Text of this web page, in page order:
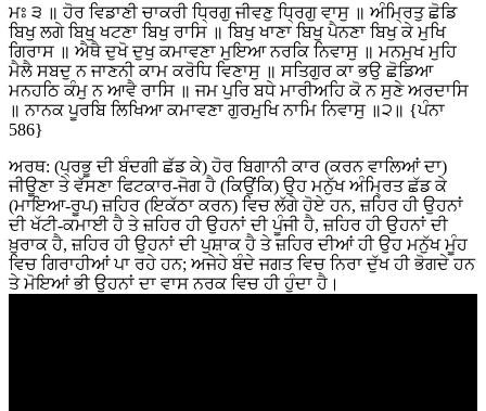
ਮਃ ੩ ॥ ਹੋਰ ਵਿਡਾਣੀ ਚਾਕਰੀ ਧ੍ਰਿਗੁ ਜੀਵਣੁ ਧ੍ਰਿਗੁ ਵਾਸੁ ॥ ਅੰਮ੍ਰਿਤੁ ਛੋਡਿ
ਬਿਖੁ ਲਗੇ ਬਿਖੁ ਖਟਣਾ ਬਿਖੁ ਰਾਸਿ ॥ ਬਿਖੁ ਖਾਣਾ ਬਿਖੁ ਪੈਨਣਾ ਬਿਖੁ ਕੇ ਮੁਖਿ
ਗਿਰਾਸ ॥ ਐਥੈ ਦੁਖੋ ਦੁਖੁ ਕਮਾਵਣਾ ਮੁਇਆ ਨਰਕਿ ਨਿਵਾਸੁ ॥ ਮਨਮੁਖ ਮੁਹਿ
ਮੈਲੈ ਸਬਦੁ ਨ ਜਾਣਨੀ ਕਾਮ ਕਰੋਧਿ ਵਿਣਾਸੁ ॥ ਸਤਿਗੁਰ ਕਾ ਭਉ ਛੋਡਿਆ
ਮਨਹਠਿ ਕੰਮੁ ਨ ਆਵੈ ਰਾਸਿ ॥ ਜਮ ਪੁਰਿ ਬਧੇ ਮਾਰੀਅਹਿ ਕੋ ਨ ਸੁਣੇ ਅਰਦਾਸਿ
॥ ਨਾਨਕ ਪੂਰਬਿ ਲਿਖਿਆ ਕਮਾਵਣਾ ਗੁਰਮੁਖਿ ਨਾਮਿ ਨਿਵਾਸੁ ॥੨॥ {ਪੰਨਾ
586}
ਅਰਥ: (ਪ੍ਰਭੂ ਦੀ ਬੰਦਗੀ ਛੱਡ ਕੇ) ਹੋਰ ਬਿਗਾਨੀ ਕਾਰ (ਕਰਨ ਵਾਲਿਆਂ ਦਾ)
ਜੀਊਣਾ ਤੇ ਵੱਸਣਾ ਫਿਟਕਾਰ-ਜੋਗ ਹੈ (ਕਿਉਂਕਿ) ਉਹ ਮਨੁੱਖ ਅੰਮ੍ਰਿਤ ਛੱਡ ਕੇ
(ਮਾਇਆ-ਰੂਪ) ਜ਼ਹਿਰ (ਇਕੱਠਾ ਕਰਨ) ਵਿਚ ਲੱਗੇ ਹੋਏ ਹਨ, ਜ਼ਹਿਰ ਹੀ ਉਹਨਾਂ
ਦੀ ਖੱਟੀ-ਕਮਾਈ ਹੈ ਤੇ ਜ਼ਹਿਰ ਹੀ ਉਹਨਾਂ ਦੀ ਪੂੰਜੀ ਹੈ, ਜ਼ਹਿਰ ਹੀ ਉਹਨਾਂ ਦੀ
ਖ਼ੁਰਾਕ ਹੈ, ਜ਼ਹਿਰ ਹੀ ਉਹਨਾਂ ਦੀ ਪੁਸ਼ਾਕ ਹੈ ਤੇ ਜ਼ਹਿਰ ਦੀਆਂ ਹੀ ਉਹ ਮਨੁੱਖ ਮੂੰਹ
ਵਿਚ ਗਿਰਾਹੀਆਂ ਪਾ ਰਹੇ ਹਨ; ਅਜੇਹੇ ਬੰਦੇ ਜਗਤ ਵਿਚ ਨਿਰਾ ਦੁੱਖ ਹੀ ਭੋਗਦੇ ਹਨ
ਤੇ ਮੋਇਆਂ ਭੀ ਉਹਨਾਂ ਦਾ ਵਾਸ ਨਰਕ ਵਿਚ ਹੀ ਹੁੰਦਾ ਹੈ।